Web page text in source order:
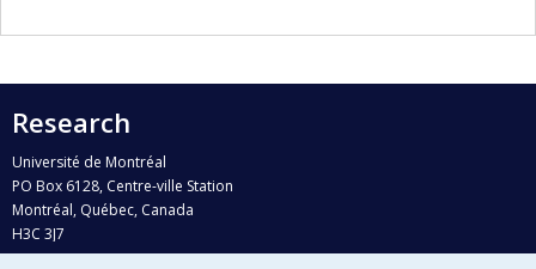
Research
Université de Montréal
PO Box 6128, Centre-ville Station
Montréal, Québec, Canada
H3C 3J7